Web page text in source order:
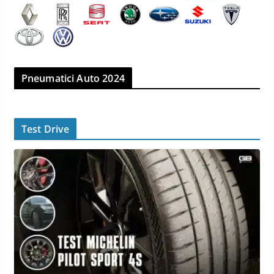
Pneumatici Auto 2024
Test Drive